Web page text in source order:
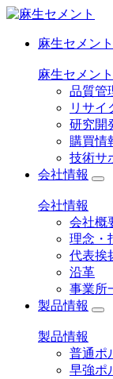
麻生セメン
麻生セメン
品質管
リサイ
研究開
購買情
技術サ
会社情報
会社情報
会社概
理念・
代表挨
沿革
事業所
製品情報
製品情報
普通ポ
早強ポ